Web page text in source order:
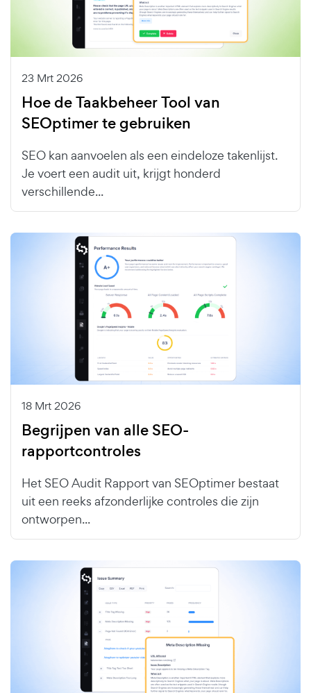
23 Mrt 2026
Hoe de Taakbeheer Tool van
SEOptimer te gebruiken
SEO kan aanvoelen als een eindeloze takenlijst.
Je voert een audit uit, krijgt honderd
verschillende...
18 Mrt 2026
Begrijpen van alle SEO-
rapportcontroles
Het SEO Audit Rapport van SEOptimer bestaat
uit een reeks afzonderlijke controles die zijn
ontworpen...